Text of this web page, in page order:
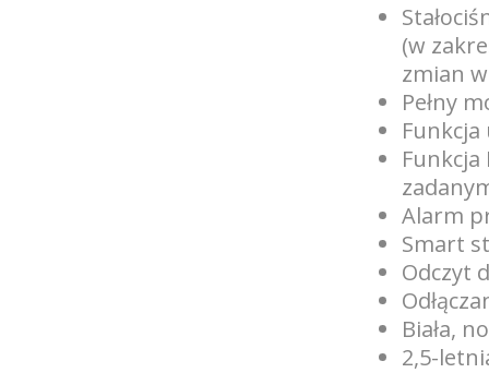
(w
zmian
Pełny
Alarm
Smart
Odczyt
Biała,
2,5-